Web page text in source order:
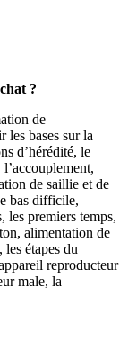
?
de
les bases sur la
d’hérédité, le
de saillie et de
bas difficile,
les premiers temps,
alimentation de
étapes du
reproducteur
male, la